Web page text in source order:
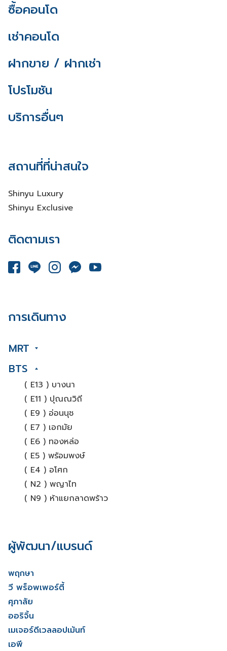
ซื้อคอนโด
เช่าคอนโด
ฝากขาย / ฝากเช่า
โปรโมชัน
บริการอื่นๆ
สถานที่ที่น่าสนใจ
Shinyu Luxury
Shinyu Exclusive
ติดตามเรา
การเดินทาง
MRT
BTS
( E13 ) บางนา
( E11 ) ปุณณวิถี
( E9 ) อ่อนนุช
( E7 ) เอกมัย
( E6 ) ทองหล่อ
( E5 ) พร้อมพงษ์
( E4 ) อโศก
( N2 ) พญาไท
( N9 ) ห้าแยกลาดพร้าว
ผู้พัฒนา/แบรนด์
พฤกษา
วี พร็อพเพอร์ตี้
ศุภาลัย
ออริจิ้น
เมเจอร์ดีเวลลอปเม้นท์
เอพี